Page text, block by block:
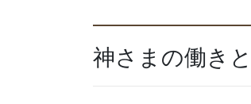
神さまの働き